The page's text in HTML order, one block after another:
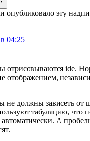
эту
04:25
отрисовываются ide.
отображением,
не должны зависеть от
табуляцию, что
автоматически. А